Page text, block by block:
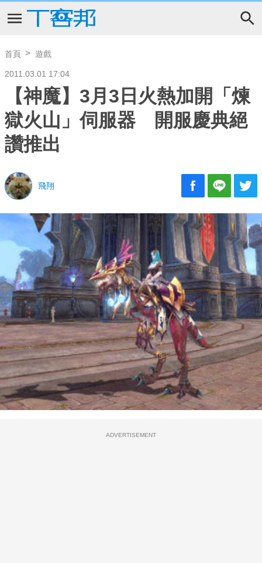
首頁 遊戲
2011.03.01 17:04
【神魔】3月3日火熱加開「煉
獄火山」伺服器 開服慶典絕
讚推出
飛翔
ADVERTISEMENT